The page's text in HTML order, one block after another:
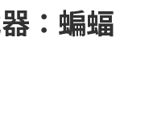
：蝙蝠